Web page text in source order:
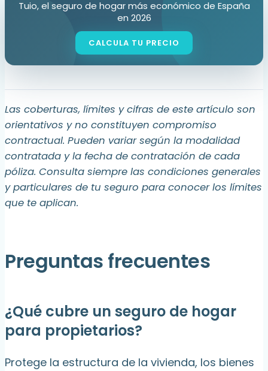
Tuio, el seguro de hogar más económico de España
en 2026
Las coberturas, límites y cifras de este artículo son
orientativos y no constituyen compromiso
contractual. Pueden variar según la modalidad
contratada y la fecha de contratación de cada
póliza. Consulta siempre las condiciones generales
y particulares de tu seguro para conocer los límites
que te aplican.
Preguntas frecuentes
¿Qué cubre un seguro de hogar
para propietarios?
Protege la estructura de la vivienda, los bienes